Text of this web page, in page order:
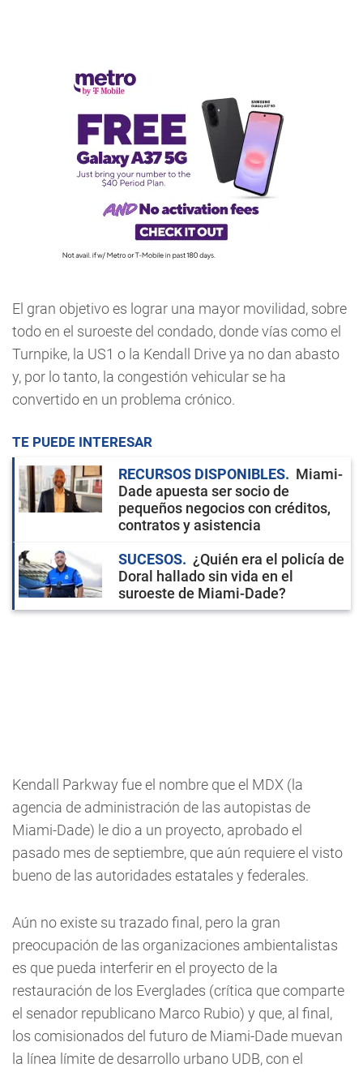
El gran objetivo es lograr una mayor movilidad, sobre
todo en el suroeste del condado, donde vías como el
Turnpike, la US1 o la Kendall Drive ya no dan abasto
y, por lo tanto, la congestión vehicular se ha
convertido en un problema crónico.
TE PUEDE INTERESAR
RECURSOS DISPONIBLES
Miami-
Dade apuesta ser socio de
pequeños negocios con créditos,
contratos y asistencia
SUCESOS
¿Quién era el policía de
Doral hallado sin vida en el
suroeste de Miami-Dade?
Kendall Parkway fue el nombre que el MDX (la
agencia de administración de las autopistas de
Miami-Dade) le dio a un proyecto, aprobado el
pasado mes de septiembre, que aún requiere el visto
bueno de las autoridades estatales y federales.
Aún no existe su trazado final, pero la gran
preocupación de las organizaciones ambientalistas
es que pueda interferir en el proyecto de la
restauración de los Everglades (crítica que comparte
el senador republicano Marco Rubio) y que, al final,
los comisionados del futuro de Miami-Dade muevan
la línea límite de desarrollo urbano UDB, con el